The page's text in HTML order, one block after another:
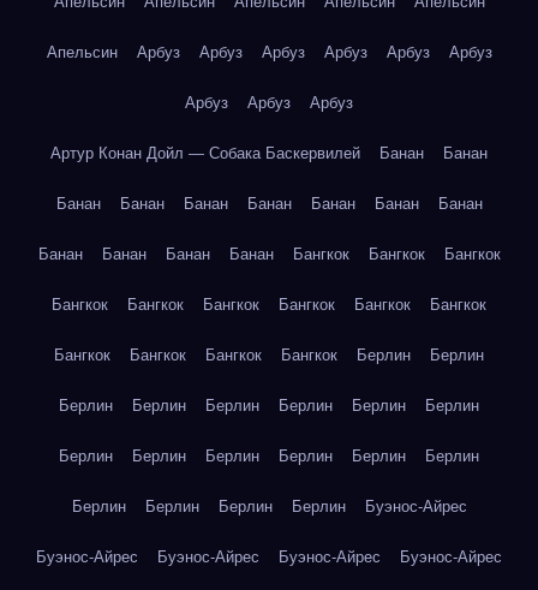
Апельсин Арбуз Арбуз Арбуз Арбуз Арбуз Арбуз
Арбуз Арбуз Арбуз
Артур Конан Дойл — Собака Баскервилей Банан Банан
Банан Банан Банан Банан Банан Банан Банан
Банан Банан Банан Банан Бангкок Бангкок Бангкок
Бангкок Бангкок Бангкок Бангкок Бангкок Бангкок
Бангкок Бангкок Бангкок Бангкок Берлин Берлин
Берлин Берлин Берлин Берлин Берлин Берлин
Берлин Берлин Берлин Берлин Берлин Берлин
Берлин Берлин Берлин Берлин Буэнос-Айрес
Буэнос-Айрес Буэнос-Айрес Буэнос-Айрес Буэнос-Айрес